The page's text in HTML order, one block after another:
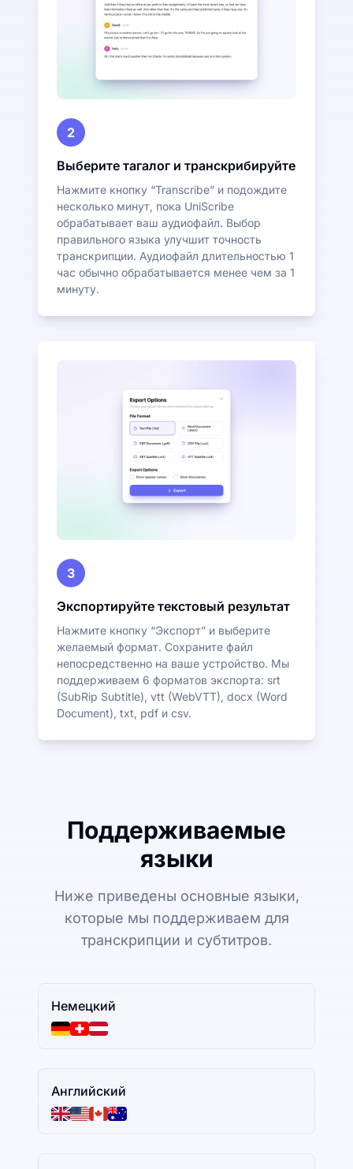
2
Выберите тагалог и транскрибируйте
Нажмите кнопку “Transcribe” и подождите
несколько минут, пока UniScribe
обрабатывает ваш аудиофайл. Выбор
правильного языка улучшит точность
транскрипции. Аудиофайл длительностью 1
час обычно обрабатывается менее чем за 1
минуту.
3
Экспортируйте текстовый результат
Нажмите кнопку “Экспорт” и выберите
желаемый формат. Сохраните файл
непосредственно на ваше устройство. Мы
поддерживаем 6 форматов экспорта: srt
(SubRip Subtitle), vtt (WebVTT), docx (Word
Document), txt, pdf и csv.
Поддерживаемые
языки
Ниже приведены основные языки,
которые мы поддерживаем для
транскрипции и субтитров.
Немецкий
Английский